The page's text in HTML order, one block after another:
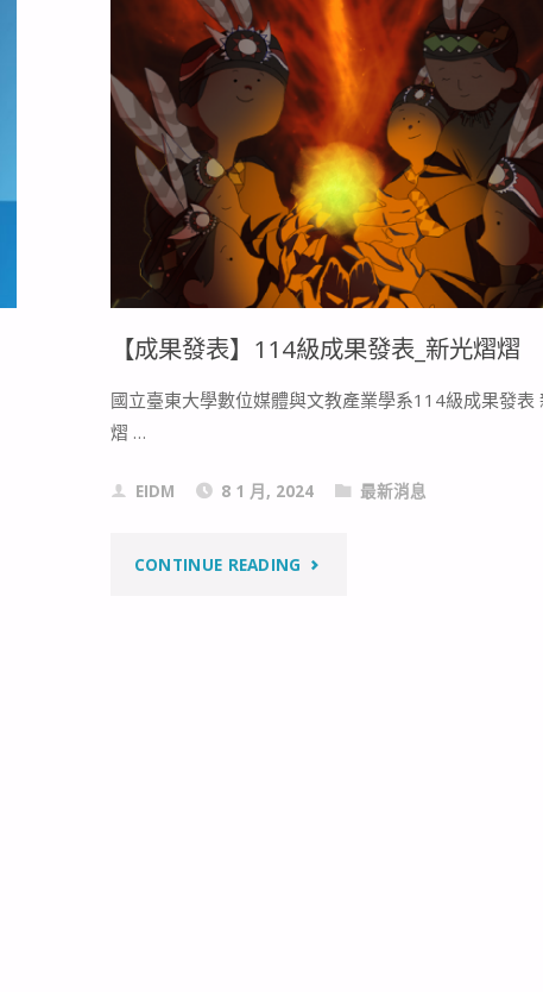
【成果發表】114級成果發表_新光熠熠
國立臺東大學數位媒體與文教產業學系114級成果發表
熠 …
EIDM 8 1 月, 2024 最新消息
CONTINUE READING "【成